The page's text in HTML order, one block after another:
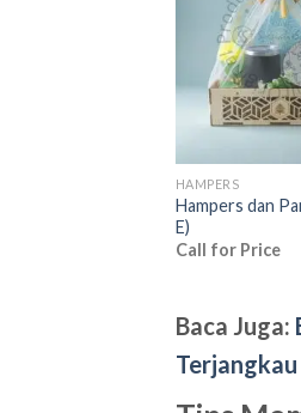
HAMPERS
Hampers dan
E)
Call for Price
Baca Juga:
Terjangkau